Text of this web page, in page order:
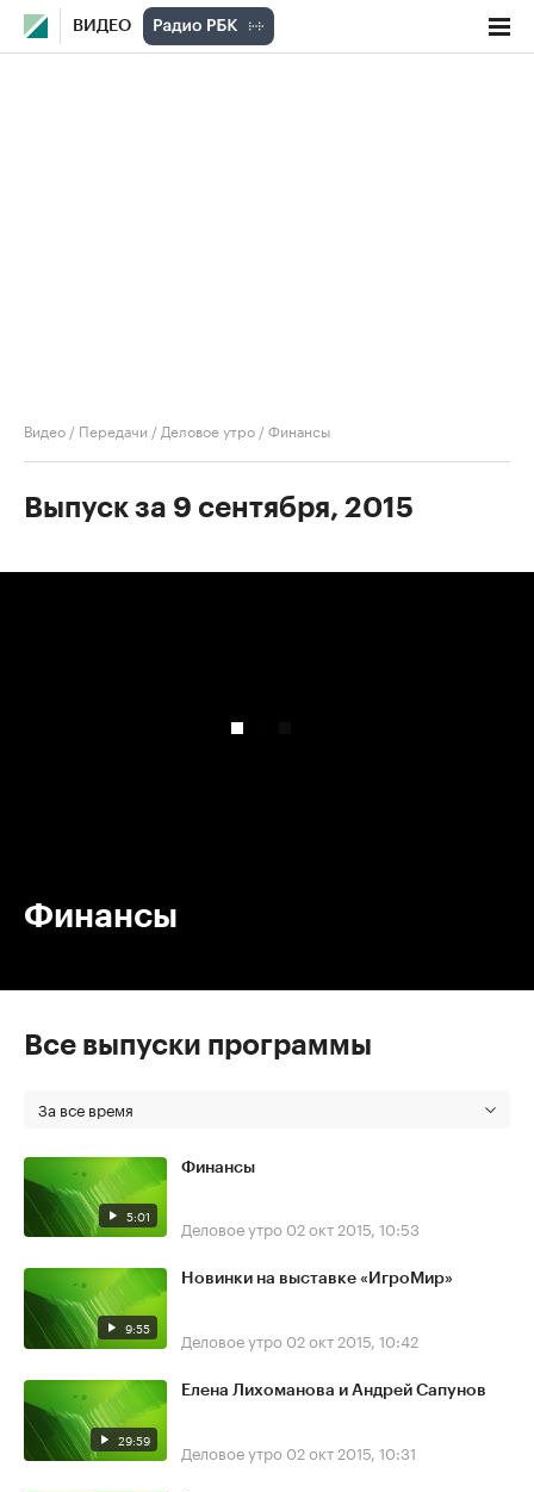
ВИДЕО
Видео / Передачи / Деловое утро /Финансы
Выпуск за 9 сентября, 2015
Финансы
Все выпуски программы
За все время
5:01
Финансы
Деловое утро 02 окт 2015, 10:53
9:55
Новинки на выставке «ИгроМир»
Деловое утро 02 окт 2015, 10:42
29:59
Елена Лихоманова и Андрей Сапунов
Деловое утро 02 окт 2015, 10:31